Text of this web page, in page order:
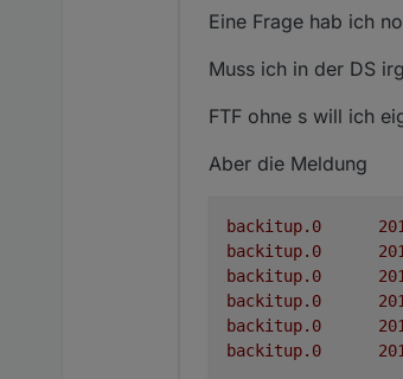
Eine Frage hab ich
Muss ich in der DS
FTF ohne s will ich
Aber die Meldung
backitup.0
backitup.0
backitup.0
backitup.0
backitup.0
backitup.0